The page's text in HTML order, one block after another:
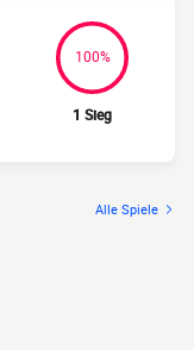
100%
1 Sieg
Alle Spiele